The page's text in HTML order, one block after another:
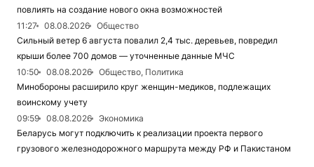
повлиять на создание нового окна возможностей
11:27
08.08.2026
Общество
Сильный ветер 6 августа повалил 2,4 тыс. деревьев, повредил
крыши более 700 домов — уточненные данные МЧС
10:50
08.08.2026
Общество, Политика
Минобороны расширило круг женщин-медиков, подлежащих
воинскому учету
09:59
08.08.2026
Экономика
Беларусь могут подключить к реализации проекта первого
грузового железнодорожного маршрута между РФ и Пакистаном